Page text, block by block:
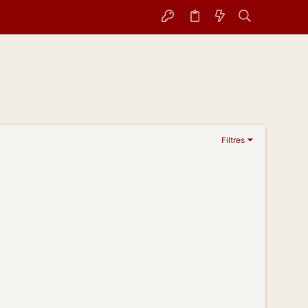
Filtres